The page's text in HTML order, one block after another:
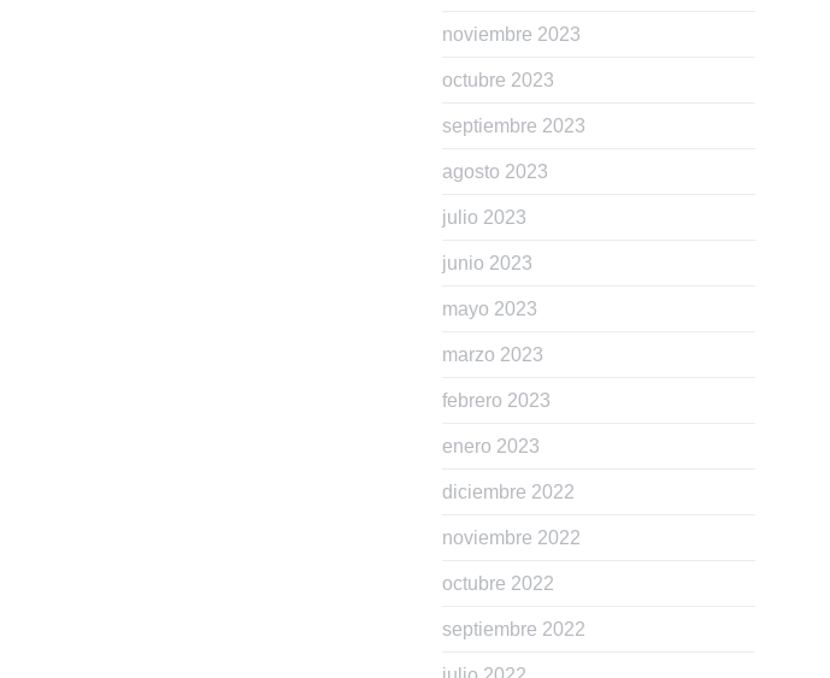
noviembre 2023
octubre 2023
septiembre 2023
agosto 2023
julio 2023
junio 2023
mayo 2023
marzo 2023
febrero 2023
enero 2023
diciembre 2022
noviembre 2022
octubre 2022
septiembre 2022